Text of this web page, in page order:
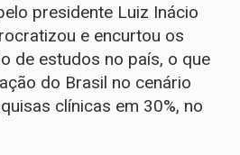
presidente Luiz Inácio
e encurtou os
de estudos no país, o que
do Brasil no cenário
clínicas em 30%, no